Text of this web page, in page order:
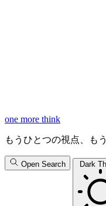
one more think
もうひとつの視点、も
Open Search Dark